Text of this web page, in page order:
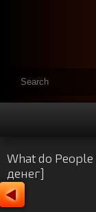
What do
денег]